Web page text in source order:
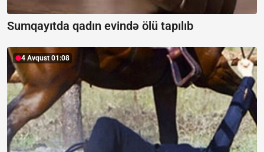
Sumqayıtda qadın evində ölü tapılıb
4 Avqust 01:08